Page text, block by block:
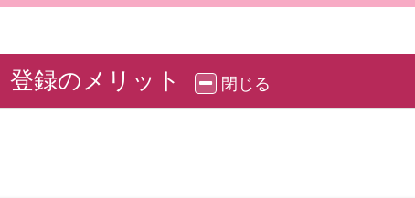
録のメリット 閉じる